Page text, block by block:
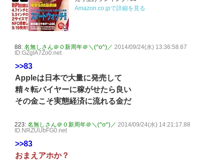
Amazon.co.jpで詳細を見る
88: 名無しさん＠０新周年＠＼(^o^)／ 2014/09/24(水) 13:36:58.67
ID:GZgIA7Zo0.net
>>83
Appleは日本で大量に発売して
精々転バイヤーに稼がせたら良い
その金こそ実態経済に流れる金だ
223: 名無しさん＠０新周年＠＼(^o^)／ 2014/09/24(水) 14:21:17.88
ID:NRZUUbFG0.net
>>83
おまえアホか？